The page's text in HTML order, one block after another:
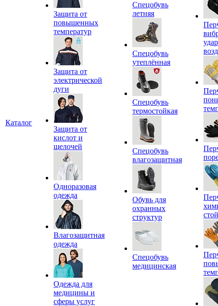
Каталог
Защита от
повышенных
температур
Защита от
электрической
дуги
Защита от
кислот и
щелочей
Одноразовая
одежда
Влагозащитная
одежда
Одежда для
медицины и
сферы услуг
Спецобувь
летняя
Спецобувь
утеплённая
Спецобувь
термостойкая
Спецобувь
влагозащитная
Обувь для
охранных
структур
Спецобувь
медицинская